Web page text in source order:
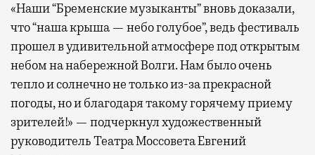
«Наши “Бременские музыканты” вновь доказали,
что “наша крыша — небо голубое”, ведь фестиваль
прошел в удивительной атмосфере под открытым
небом на набережной Волги. Нам было очень
тепло и солнечно не только из-за прекрасной
погоды, но и благодаря такому горячему приему
зрителей!» — подчеркнул художественный
руководитель Театра Моссовета Евгений